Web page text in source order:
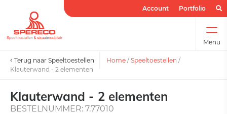
Account Portfolio
Menu
Terug naar Speeltoestellen Home / Speeltoestellen /
Klauterwand - 2 elementen
Klauterwand - 2 elementen
BESTELNUMMER: 7.77010